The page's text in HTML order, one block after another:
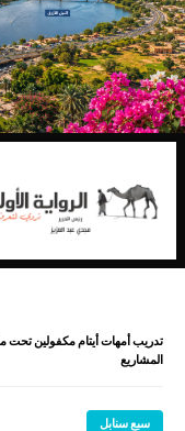
نروي لتعرف
تدريب أمهات أيتام مكفولين تحت
المشاريع
سبع سنابل